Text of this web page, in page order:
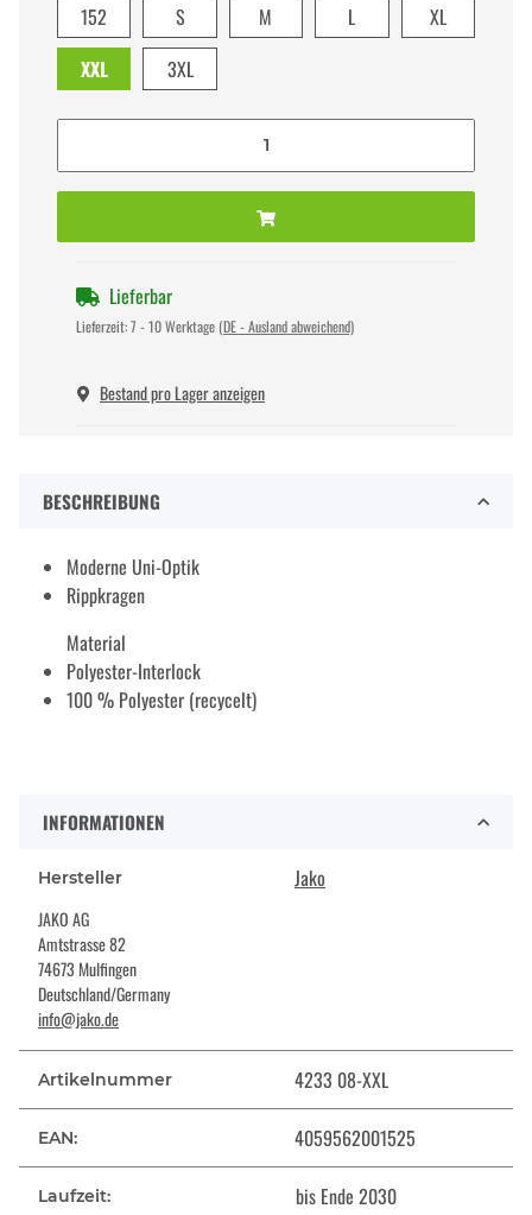
152
S M L
XL
XXL
3XL
Lieferbar
Lieferzeit:7 - 10 Werktage (DE - Ausland abweichend)
Bestand pro Lager anzeigen
BESCHREIBUNG
Moderne Uni-Optik
Rippkragen
Material
Polyester-Interlock
100 % Polyester (recycelt)
INFORMATIONEN
Hersteller Jako
JAKO AG
Amtstrasse 82
74673 Mulfingen
Deutschland/Germany
info@jako.de
Artikelnummer 4233 08-XXL
EAN: 4059562001525
Laufzeit: bis Ende 2030